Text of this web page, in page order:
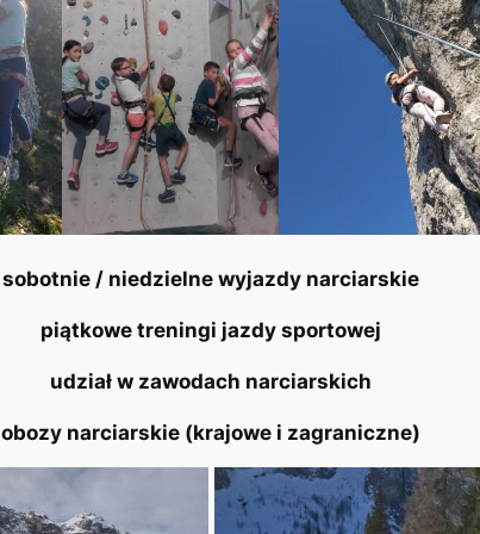
sobotnie / niedzielne wyjazdy narciarskie
piątkowe treningi jazdy sportowej
udział w zawodach narciarskich
obozy narciarskie (krajowe i zagraniczne)